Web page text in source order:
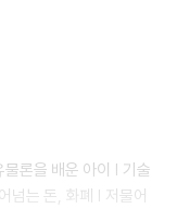
구입하고, 누구를 어디
이렇게 셀 수 없이 많은
시하고, 우리의 정보
을 송금하거나 뉴스를
런데 우리는 심각성을
제공하고 있다. 페이스
론을 배운 아이 | 기술
넘는 돈, 화폐 | 저물어